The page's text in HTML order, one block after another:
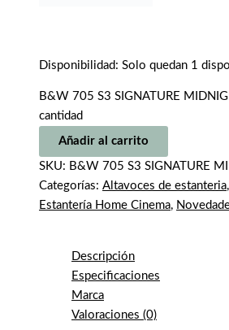
Disponibilidad: Solo quedan 1
B&W 705 S3 SIGNATURE
cantidad
Añadir al carrito
SKU: B&W 705 S3 SIGNATURE
Categorías: Altavoces de estanteria,
Estantería Home Cinema,
Descripción
Especificaciones
Marca
Valoraciones (0)